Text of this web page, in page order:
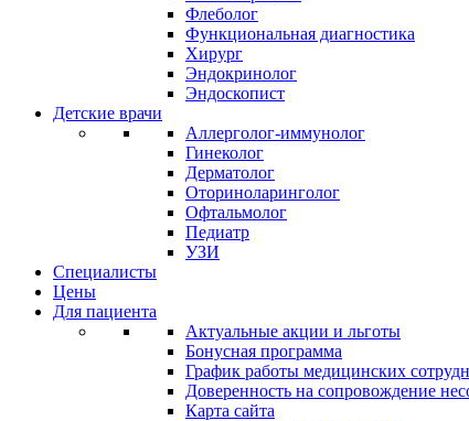
Флеболог
Функциональная диагностика
Хирург
Эндокринолог
Эндоскопист
Детские врачи
Аллерголог-иммунолог
Гинеколог
Дерматолог
Оториноларинголог
Офтальмолог
Педиатр
УЗИ
Специалисты
Цены
Для пациента
Актуальные акции и льготы
Бонусная программа
График работы медицинских
Доверенность на сопровождение
Карта сайта